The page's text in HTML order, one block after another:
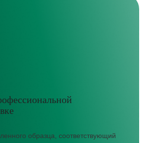
образца, соответствующий